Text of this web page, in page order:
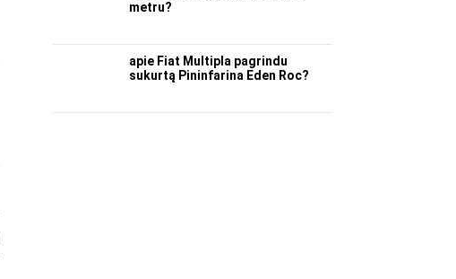
metru?
apie Fiat Multipla pagrindu
sukurtą Pininfarina Eden Roc?